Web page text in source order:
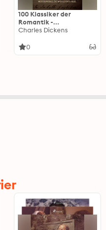
100 Klassiker der
Romantik -
Meisterwerke, die man
Liebesdramen und
Charles Dickens
0